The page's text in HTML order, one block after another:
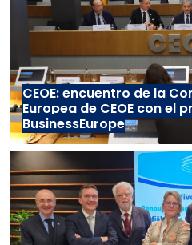
CEOE: encuentro de la
Europea de CEOE con el
BusinessEurope